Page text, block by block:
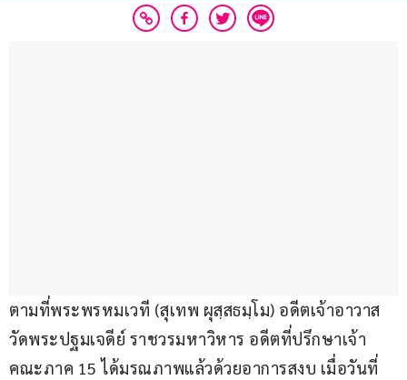
ตามที่พระพรหมเวที (สุเทพ ผุสฺสธมฺโม) อดีตเจ้าอาวาส
วัดพระปฐมเจดีย์ ราชวรมหาวิหาร อดีตที่ปรึกษาเจ้า
คณะภาค 15 ได้มรณภาพแล้วด้วยอาการสงบ เมื่อวันที่